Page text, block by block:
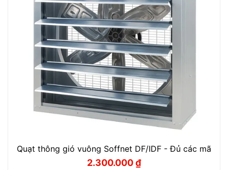
Quạt thông gió vuông Soffnet DF/IDF - Đủ các mã
Giá
2.300.000₫
Giá